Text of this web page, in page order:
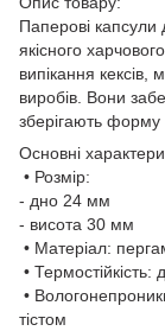
Паперові капсули
якісного
випікання кексів,
виробів. Вони
зберігають форму
Основні
• Розмір:
- дно 24 мм
- висота 30 мм
• Матеріал:
• Термостійкість:
•
тістом